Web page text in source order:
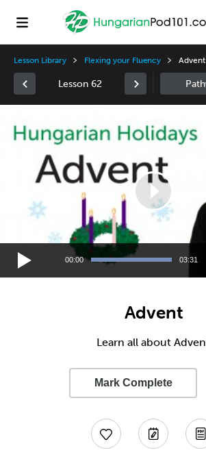
Lesson Library Flexing your Fluency Advent
Lesson 62
Player
00:00 03:31
Advent
Learn all about
Mark Complete